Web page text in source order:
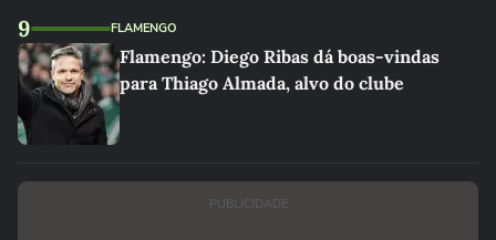
9 FLAMENGO
Flamengo: Diego Ribas dá boas-vindas
para Thiago Almada, alvo do clube
PUBLICIDADE